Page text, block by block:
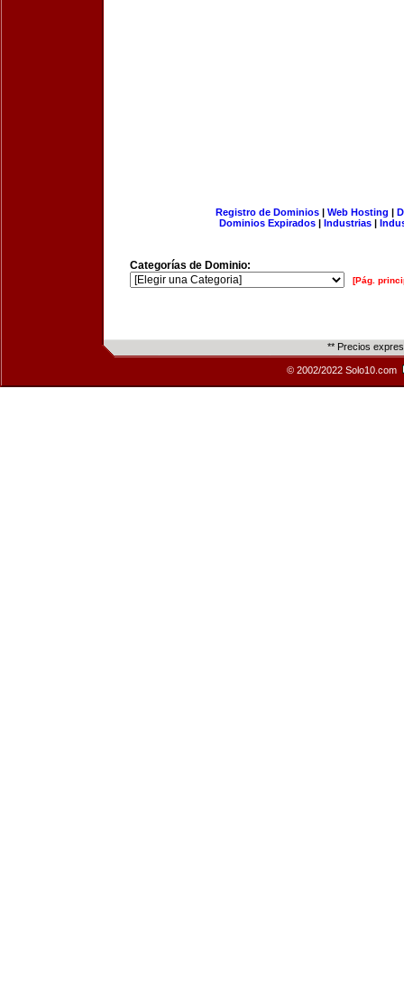
Registro de Dominios| Web Hosting |
Dominios Expirados | Industrias |
Categorías de Dominio:
[Pág.
** Precios
© 2002/2022 Solo10.com